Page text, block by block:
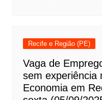
Recife e Região (PE)
Vaga de
sem experiência
Economia em